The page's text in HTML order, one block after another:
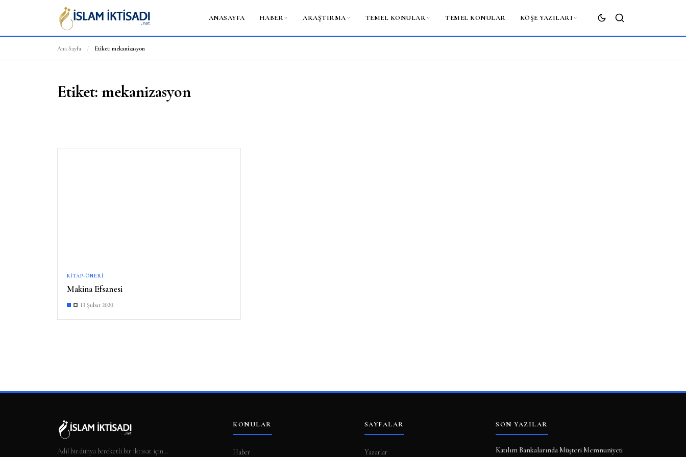
ANASAYFA HABER ARAŞTIRMA TEMEL KONULAR TEMEL KONULAR KÖŞE YAZILARI
ARA
Ana Sayfa / Etiket: mekanizasyon
Etiket: mekanizasyon
KITAP-ÖNERI
Makina Efsanesi
13 Şubat 2020
Adil bir dünya bereketli bir iktisat için…
KONULAR
Haber
SAYFALAR
Yazarlar
SON YAZILAR
Katılım Bankalarında Müşteri Memnuniyeti